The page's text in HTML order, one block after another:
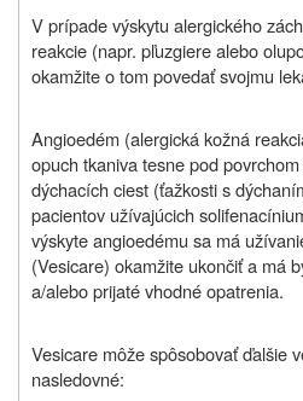
V prípade výskytu alergického
reakcie (napr. pľuzgiere alebo
okamžite o tom povedať svojmu
Angioedém (alergická kožná
opuch tkaniva tesne pod
dýchacích ciest (ťažkosti s
pacientov užívajúcich
výskyte angioedému sa má
(Vesicare) okamžite ukončiť a má
a/alebo prijaté vhodné opatrenia.
Vesicare môže spôsobovať ďalšie
nasledovné: